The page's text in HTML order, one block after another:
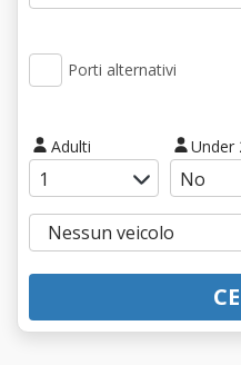
Porti alternativi
Adulti Under